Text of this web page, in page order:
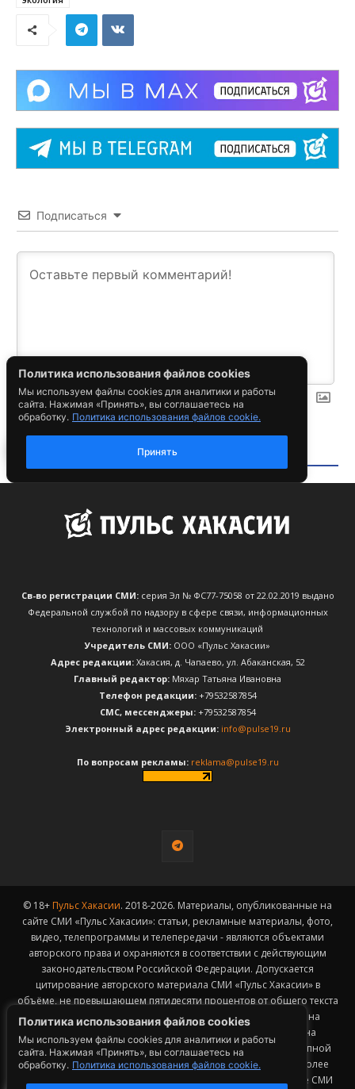
Политика использования файлов cookies
Мы используем файлы cookies для аналитики и работы
сайта. Нажимая «Принять», вы соглашаетесь на
обработку. Политика использования файлов cookie.
Св-во регистрации СМИ:серия Эл № ФС77-75058 от 22.02.2019 выдано
Федеральной службой по надзору в сфере связи, информационных
технологий и массовых коммуникаций
Учредитель СМИ: ООО «Пульс Хакасии»
Адрес редакции:Хакасия, д. Чапаево, ул. Абаканская, 52
Главный редактор: Мяхар Татьяна Ивановна
Телефон редакции:+79532587854
CМС, мессенджеры:+79532587854
Электронный адрес редакции: info@pulse19.ru
По вопросам рекламы: reklama@pulse19.ru
© 18+ Пульс Хакасии. 2018-2026. Материалы, опубликованные на
сайте СМИ «Пульс Хакасии»: статьи, рекламные материалы, фото,
видео, телепрограммы и телепередачи - являются объектами
авторского права и охраняются в соответствии с действующим
законодательством Российской Федерации. Допускается
цитирование авторского материала СМИ «Пульс Хакасии» в
объёме, не превышающем пятидесяти процентов от общего текста
публикации с обязательным размещением гиперссылки на
страницу заимствования материала. Гиперссылка должна
размещаться в тексте цитируемого материала и быть доступной
для индексации поисковыми системами. Заимствование более
50% общего объема материала, опубликованного на сайте СМИ